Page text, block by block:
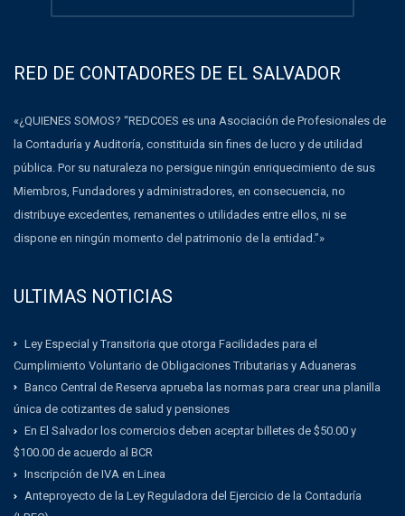
RED DE CONTADORES DE EL SALVADOR
«¿QUIENES SOMOS? “REDCOES es una Asociación de Profesionales de
la Contaduría y Auditoría, constituida sin fines de lucro y de utilidad
pública. Por su naturaleza no persigue ningún enriquecimiento de sus
Miembros, Fundadores y administradores, en consecuencia, no
distribuye excedentes, remanentes o utilidades entre ellos, ni se
dispone en ningún momento del patrimonio de la entidad.”»
ULTIMAS NOTICIAS
Ley Especial y Transitoria que otorga Facilidades para el
Cumplimiento Voluntario de Obligaciones Tributarias y Aduaneras
Banco Central de Reserva aprueba las normas para crear una planilla
única de cotizantes de salud y pensiones
En El Salvador los comercios deben aceptar billetes de $50.00 y
$100.00 de acuerdo al BCR
Inscripción de IVA en Linea
Anteproyecto de la Ley Reguladora del Ejercicio de la Contaduría